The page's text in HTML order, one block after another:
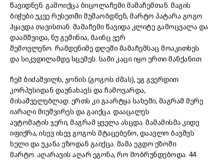
წავიდნენ. გამოიქცა ბიცოლაჩემი მამაჩემთან. მაგის
ბიჭები უკვე რუსეთში მუშაობდნენ, მარტო პატარა გოგო
ჰყავდა თავისთან. მამაჩემი წავიდა კლიტე გამოცვალა და
დაამშვიდა, ნუ გეშინია, მაინც ვერ
შემოვლენო. რამდენიმე დღეში მამაჩემსაც მოაკითხეს
და სიკვდილამდე სცემეს. სამი კაცი იყო ერთი მანქანით.
ჩემ ბიძაშვილს, ჯონის (გოგოს ძმას), ეგ გვერდით
კორპუსიდან დაუნახავს და ჩამოვარდა,
მისაშველებლად. ერთს კიგაარტყა სახეში, მაგრამ მერე
იარაღი მიუშვირეს და გაიქცა. დააცალეს
ავტომატის ჯერი, მაგრამ ყველა ასცდა. მამამისმა კიდე
იფიქრა, ისევ ისევ გოგოს მტაცებენო, დაავლო ბავშვს
ხელი და უკანა ეზოდან გაიქცა. მამა ეგდო ეზოში
მარტო. აღარავის აღარ ეგონა, რო მობრუნდებოდა. 44